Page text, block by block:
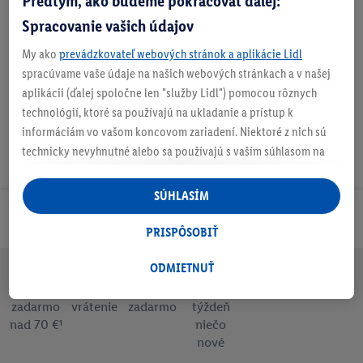
Nastaviť ako obľúbenú
Odoberaj Newsletter!
zadarmo
nad 70 €¹
vrátenie
zadarmo
týždeň
niečo
nové
Spracovanie vašich údajov
My ako prevádzkovateľ webových stránok a aplikácie Lidl
spracúvame vaše údaje na našich webových stránkach a v našej
aplikácii (ďalej spoločne len "služby Lidl") pomocou rôznych
technológií, ktoré sa používajú na ukladanie a prístup k
informáciám vo vašom koncovom zariadení. Niektoré z nich sú
technicky nevyhnutné alebo sa používajú s vaším súhlasom na
personalizovanú reklamu v rámci služieb Lidl aj mimo nich. Ak
ste účastníkom programu Lidl Plus, na tieto účely sa spracúvajú
aj údaje z vášho nákupného správania v obchode.
následne si vytvoríte účet Lidl Plus alebo sa prihlásite do svojho
tiež vytvoriť špeciálny online identifikátor z e-mailovej adresy,
ktorú tam uvediete, aby sme vás mohli rozpoznať v službách
prevádzkovaných tretími stranami a zobrazovať vám
ODMIETNUŤ
PRISPÔSOBIŤ
SÚHLASÍM